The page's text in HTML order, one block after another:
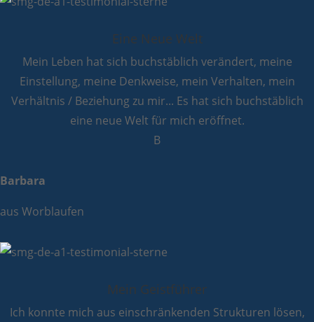
Eine Neue Welt
Mein Leben hat sich buchstäblich verändert, meine
Einstellung, meine Denkweise, mein Verhalten, mein
Verhältnis / Beziehung zu mir... Es hat sich buchstäblich
eine neue Welt für mich eröffnet.
B
Barbara
aus Worblaufen
Mein Geistführer
Ich konnte mich aus einschränkenden Strukturen lösen,